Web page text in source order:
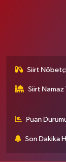
Siirt
Siirt Namaz
Puan
Son Dakika